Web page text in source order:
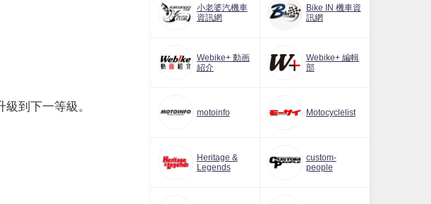
到下一等級。
小老婆汽機車
資訊網
Bike IN 機車資
訊網
Webike+ 動画
紹介
Webike+ 編輯
部
motoinfo Motocyclelist
Heritage &
Legends
custom-
people